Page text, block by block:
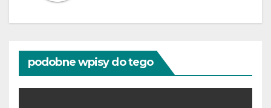
podobne wpisy do tego